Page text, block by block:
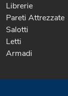
Librerie
Pareti Attrezzate
Salotti
Letti
Armadi